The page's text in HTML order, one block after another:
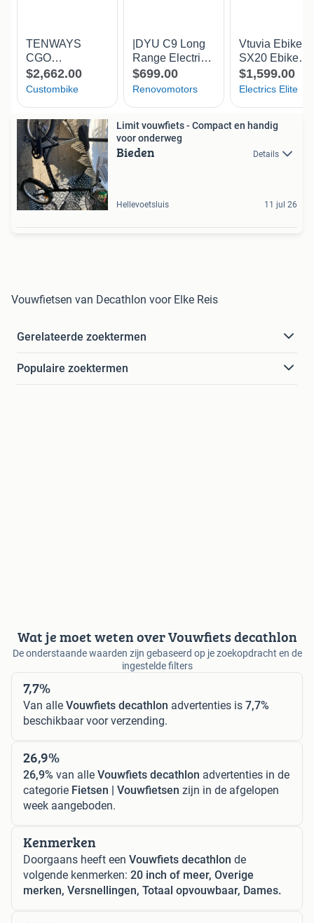
Limit vouwfiets - Compact en handig
voor onderweg
Bieden Details
Hellevoetsluis 11 jul 26
Vouwfietsen van Decathlon voor Elke Reis
Gerelateerde zoektermen
Populaire zoektermen
Wat je moet weten over Vouwfiets decathlon
De onderstaande waarden zijn gebaseerd op je zoekopdracht en de
ingestelde filters
7,7%
Van alle Vouwfiets decathlon advertenties is 7,7%
beschikbaar voor verzending.
26,9%
26,9% van alle Vouwfiets decathlon advertenties in de
categorie Fietsen | Vouwfietsen zijn in de afgelopen
week aangeboden.
Kenmerken
Doorgaans heeft een Vouwfiets decathlon de
volgende kenmerken: 20 inch of meer, Overige
merken, Versnellingen, Totaal opvouwbaar, Dames.